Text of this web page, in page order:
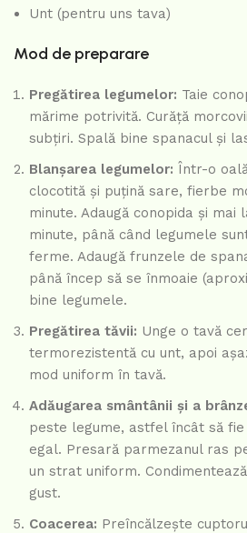
Unt (pentru uns tava)
Mod de preparare
Pregătirea legumelor: Taie
mărime potrivită. Curăță
subțiri. Spală bine spanacul și
Blanșarea legumelor: Într-o
clocotită și puțină sare, fierbe
minute. Adaugă conopida și
minute, până când legumele
ferme. Adaugă frunzele de
până încep să se înmoaie
bine legumele.
Pregătirea tăvii: Unge o tavă
termorezistentă cu unt, apoi
mod uniform în tavă.
Adăugarea smântânii și a
peste legume, astfel încât să
egal. Presară parmezanul ras
un strat uniform.
gust.
Coacerea: Preîncălzește